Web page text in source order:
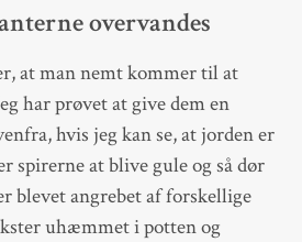
overvandes
at man nemt kommer til at
har prøvet at give dem en
hvis jeg kan se, at jorden er
spirerne at blive gule og så dør
blevet angrebet af forskellige
uhæmmet i potten og